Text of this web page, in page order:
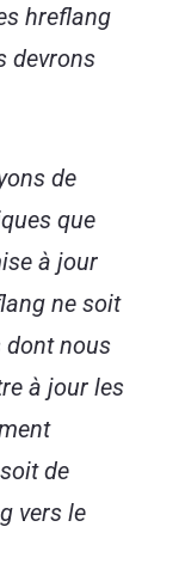
hreflang
devrons
de
que
à jour
ne soit
dont nous
à jour les
de
vers le